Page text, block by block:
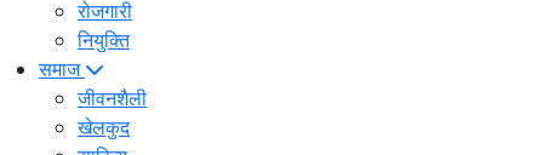
रोजगारी
नियुक्ति
समाज
जीवनशैली
खेलकुद